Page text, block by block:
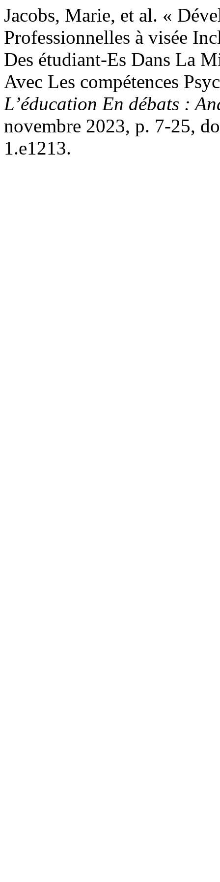
Jacobs, Marie, et al. «
Professionnelles à visée
Des étudiant-Es Dans La
Avec Les compétences
L’éducation En débats :
novembre 2023, p. 7-25,
1.e1213.